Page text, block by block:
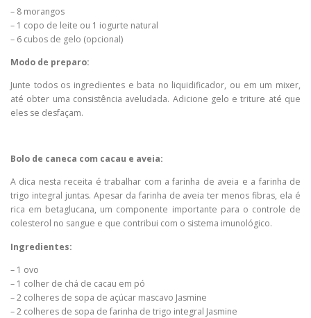
– 8 morangos
– 1 copo de leite ou 1 iogurte natural
– 6 cubos de gelo (opcional)
Modo de preparo:
Junte todos os ingredientes e bata no liquidificador, ou em um mixer,
até obter uma consistência aveludada. Adicione gelo e triture até que
eles se desfaçam.
Bolo de caneca com cacau e aveia:
A dica nesta receita é trabalhar com a farinha de aveia e a farinha de
trigo integral juntas. Apesar da farinha de aveia ter menos fibras, ela é
rica em betaglucana, um componente importante para o controle de
colesterol no sangue e que contribui com o sistema imunológico.
Ingredientes:
– 1 ovo
– 1 colher de chá de cacau em pó
– 2 colheres de sopa de açúcar mascavo Jasmine
– 2 colheres de sopa de farinha de trigo integral Jasmine